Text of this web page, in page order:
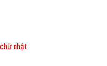
nhật